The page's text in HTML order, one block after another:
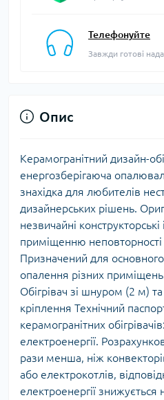
Телефонуйте
Завжди готові
Опис
Керамогранітний дизайн-
енергозберігаюча
знахідка для любителів
дизайнерських рішень.
незвичайні
приміщенню неповторності
Призначений для
опалення різних
Обігрівач зі шнуром (2 м)
кріплення Технічний
керамогранітних
електроенергії.
рази менша, ніж
або електрокотлів,
електроенергії знижується